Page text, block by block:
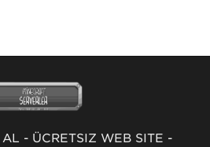
AL - ÜCRETSİZ WEB SİTE -